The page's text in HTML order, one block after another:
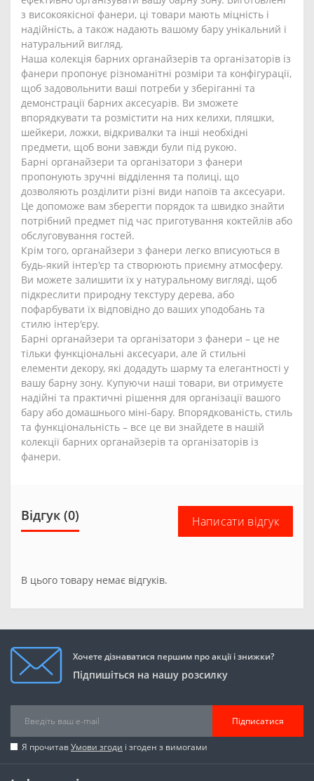
з високоякісної фанери, ці товари мають міцність і
надійність, а також надають вашому бару унікальний і
натуральний вигляд.
Наша колекція барних органайзерів та організаторів із
фанери пропонує різноманітні розміри та конфігурації,
щоб задовольнити ваші потреби у зберіганні та
демонстрації барних аксесуарів. Ви зможете
впорядкувати та розмістити на них келихи, пляшки,
шейкери, ложки, відкривалки та інші необхідні
предмети, щоб вони завжди були під рукою.
Барні органайзери та організатори з фанери
пропонують зручні відділення та полиці, що
дозволяють розділити різні види напоїв та аксесуари.
Це допоможе вам зберегти порядок та швидко знайти
потрібний предмет під час приготування коктейлів або
обслуговування гостей.
Крім того, органайзери з фанери легко вписуються в
будь-який інтер'єр та створюють приємну атмосферу.
Ви можете залишити їх у натуральному вигляді, щоб
підкреслити природну текстуру дерева, або
пофарбувати їх відповідно до ваших уподобань та
стилю інтер'єру.
Барні органайзери та організатори з фанери – це не
тільки функціональні аксесуари, але й стильні
елементи декору, які додадуть шарму та елегантності у
вашу барну зону. Купуючи наші товари, ви отримуєте
надійні та практичні рішення для організації вашого
бару або домашнього міні-бару. Впорядкованість, стиль
та функціональність – все це ви знайдете в нашій
колекції барних органайзерів та організаторів із
фанери.
Відгук (0) Написати відгук
В цього товару немає відгуків.
Хочете дізнаватися першим про акції і знижки?
Підпишіться на нашу розсилку
Підписатися
Я прочитавУмови згоди і згоден з вимогами